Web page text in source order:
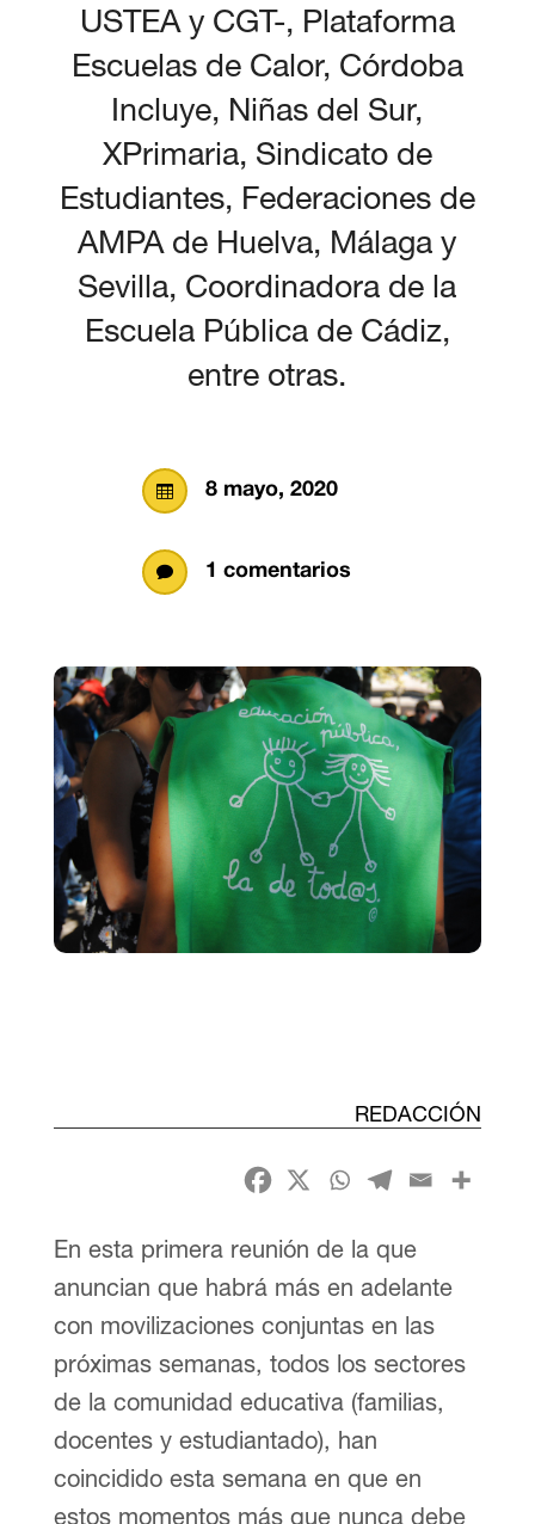
USTEA y CGT-, Plataforma
Escuelas de Calor, Córdoba
Incluye, Niñas del Sur,
XPrimaria, Sindicato de
Estudiantes, Federaciones de
AMPA de Huelva, Málaga y
Sevilla, Coordinadora de la
Escuela Pública de Cádiz,
entre otras.
 8 mayo, 2020
 1 comentarios
REDACCIÓN
En esta primera reunión de la que
anuncian que habrá más en adelante
con movilizaciones conjuntas en las
próximas semanas, todos los sectores
de la comunidad educativa (familias,
docentes y estudiantado), han
coincidido esta semana en que en
estos momentos más que nunca debe